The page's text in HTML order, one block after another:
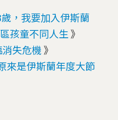
歲，我要加入伊斯蘭
孩童不同人生》
失危機 》
來是伊斯蘭年度大節